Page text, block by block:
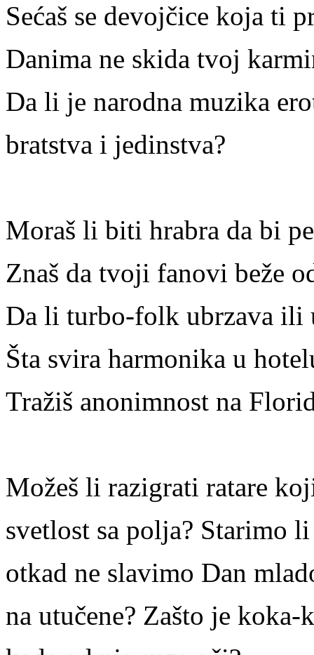
Sećaš se devojčice koja ti
Danima ne skida tvoj
Da li je narodna muzika
bratstva i jedinstva?
Moraš li biti hrabra da bi
Znaš da tvoji fanovi beže
Da li turbo-folk ubrzava ili
Šta svira harmonika u
Tražiš anonimnost na
Možeš li razigrati ratare
svetlost sa polja? Starimo
otkad ne slavimo Dan
na utučene? Zašto je